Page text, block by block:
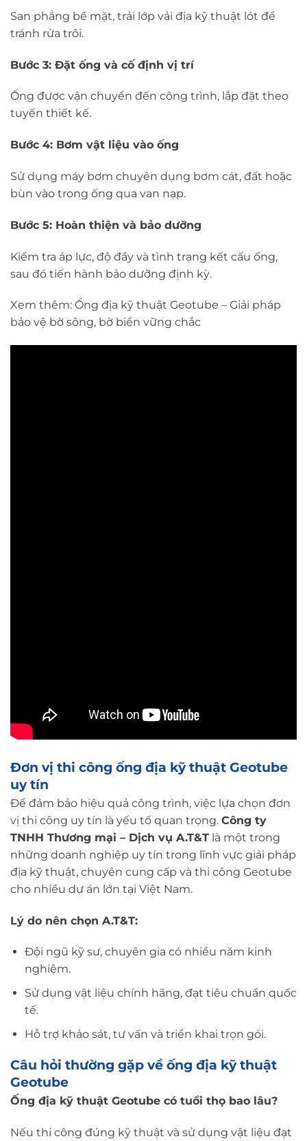
San phẳng bề mặt, trải lớp vải địa kỹ thuật lót để
tránh rửa trôi.
Bước 3: Đặt ống và cố định vị trí
Ống được vận chuyển đến công trình, lắp đặt theo
tuyến thiết kế.
Bước 4: Bơm vật liệu vào ống
Sử dụng máy bơm chuyên dụng bơm cát, đất hoặc
bùn vào trong ống qua van nạp.
Bước 5: Hoàn thiện và bảo dưỡng
Kiểm tra áp lực, độ đầy và tình trạng kết cấu ống,
sau đó tiến hành bảo dưỡng định kỳ.
Xem thêm: Ống địa kỹ thuật Geotube – Giải pháp
bảo vệ bờ sông, bờ biển vững chắc
Đơn vị thi công ống địa kỹ thuật Geotube
uy tín
Để đảm bảo hiệu quả công trình, việc lựa chọn đơn
vị thi công uy tín là yếu tố quan trọng. Công ty
TNHH Thương mại – Dịch vụ A.T&T là một trong
những doanh nghiệp uy tín trong lĩnh vực giải pháp
địa kỹ thuật, chuyên cung cấp và thi công Geotube
cho nhiều dự án lớn tại Việt Nam.
Lý do nên chọn A.T&T:
Đội ngũ kỹ sư, chuyên gia có nhiều năm kinh
nghiệm.
Sử dụng vật liệu chính hãng, đạt tiêu chuẩn quốc
tế.
Hỗ trợ khảo sát, tư vấn và triển khai trọn gói.
Câu hỏi thường gặp về ống địa kỹ thuật
Geotube
Ống địa kỹ thuật Geotube có tuổi thọ bao lâu?
Nếu thi công đúng kỹ thuật và sử dụng vật liệu đạt